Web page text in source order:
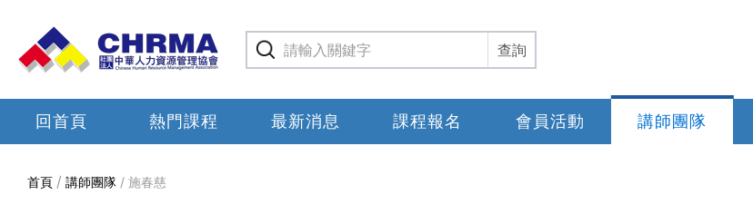
查詢
回首頁 熱門課程 最新消息 課程報名 會員活動 講師團隊
首頁 講師團隊 施春慈